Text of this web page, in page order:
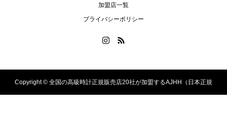
加盟店一覧
プライバシーポリシー
Copyright © 全国の高級時計正規販売店20社が加盟するAJHH（日本正規